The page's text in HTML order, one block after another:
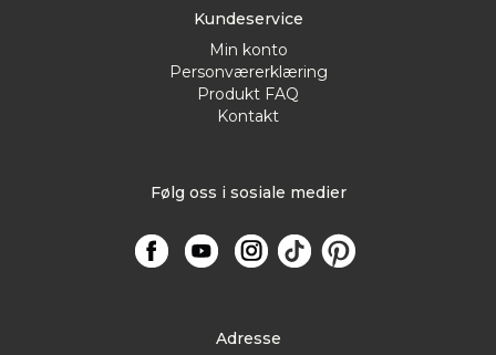
Kundeservice
Min konto
Personværerklæring
Produkt FAQ
Kontakt
Følg oss i sosiale medier
Adresse